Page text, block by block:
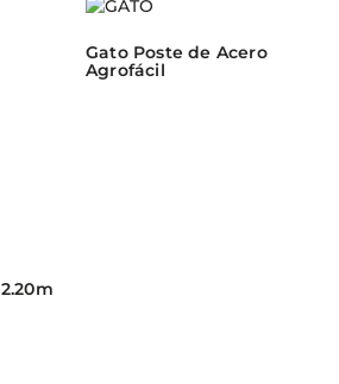
Gato Poste de Acero
Agrofácil